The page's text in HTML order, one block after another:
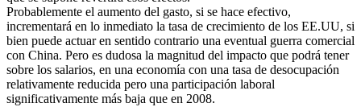
Probablemente el aumento del gasto, si se hace efectivo,
incrementará en lo inmediato la tasa de crecimiento de los EE.UU, si
bien puede actuar en sentido contrario una eventual guerra comercial
con China. Pero es dudosa la magnitud del impacto que podrá tener
sobre los salarios, en una economía con una tasa de desocupación
relativamente reducida pero una participación laboral
significativamente más baja que en 2008.